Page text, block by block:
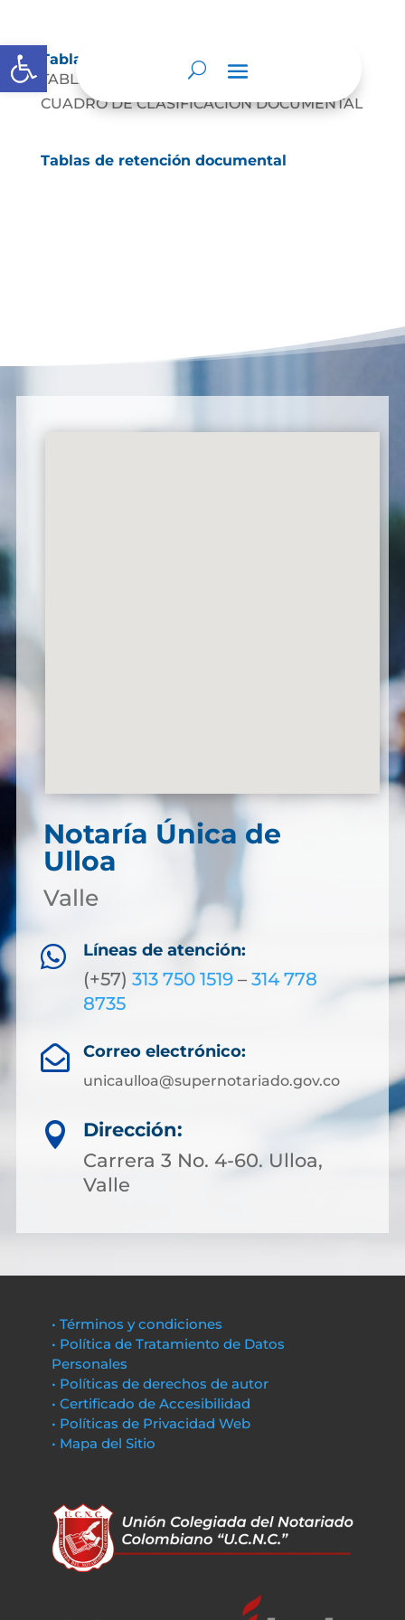
Abrir barra de herramientas
Tablas de retención documental
TABLA DE RETENCION DE DOCUMENTAL
CUADRO DE CLASIFICACIÓN DOCUMENTAL
Tablas de retención documental
Notaría Única de
Ulloa
Valle
 Líneas de atención:
(+57) 313 750 1519 – 314 778
8735
 Correo electrónico:
unicaulloa@supernotariado.gov.co

Dirección:
Carrera 3 No. 4-60. Ulloa,
Valle
• Términos y condiciones
• Política de Tratamiento de Datos
Personales
• Políticas de derechos de autor
• Certificado de Accesibilidad
• Políticas de Privacidad Web
• Mapa del Sitio